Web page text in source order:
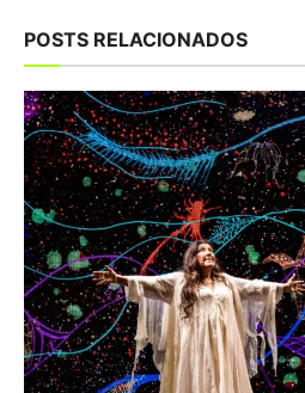
POSTS RELACIONADOS